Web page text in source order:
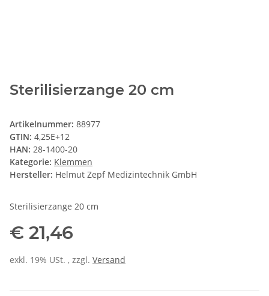
Sterilisierzange 20 cm
Artikelnummer: 88977
GTIN: 4,25E+12
HAN: 28-1400-20
Kategorie: Klemmen
Hersteller: Helmut Zepf Medizintechnik GmbH
Sterilisierzange 20 cm
€ 21,46
exkl. 19% USt. , zzgl. Versand